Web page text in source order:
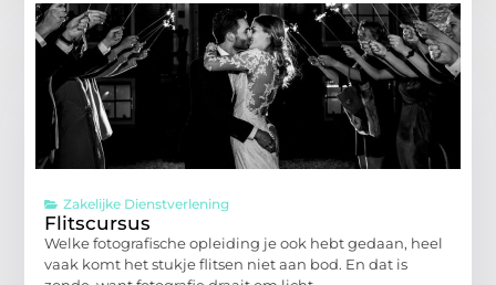
Zakelijke Dienstverlening
Flitscursus
Welke fotografische opleiding je ook hebt gedaan, heel
vaak komt het stukje flitsen niet aan bod. En dat is